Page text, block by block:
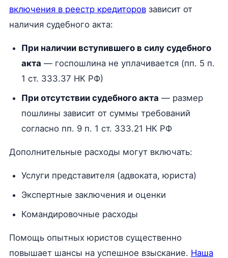
включения в реестр кредиторовзависит от
наличия судебного акта:
При наличии вступившего в силу судебного
акта — госпошлина не уплачивается (пп. 5 п.
1 ст. 333.37 НК РФ)
При отсутствии судебного акта — размер
пошлины зависит от суммы требований
согласно пп. 9 п. 1 ст. 333.21 НК РФ
Дополнительные расходы могут включать:
Услуги представителя (адвоката, юриста)
Экспертные заключения и оценки
Командировочные расходы
Помощь опытных юристов существенно
повышает шансы на успешное взыскание. Наша